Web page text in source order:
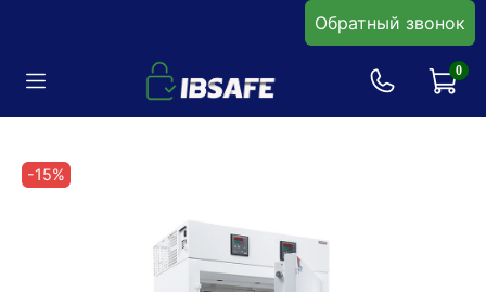
Обратный звонок
0
-15%